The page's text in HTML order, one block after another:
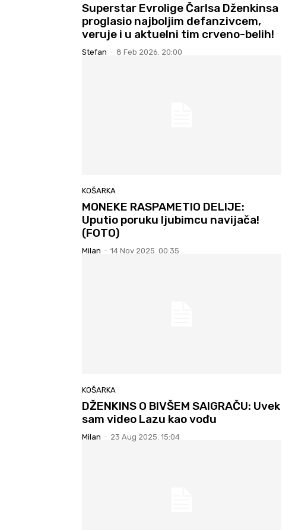
Superstar Evrolige Čarlsa Dženkinsa
proglasio najboljim defanzivcem,
veruje i u aktuelni tim crveno-belih!
Stefan - 8 Feb 2026. 20:00
KOŠARKA
MONEKE RASPAMETIO DELIJE:
Uputio poruku ljubimcu navijača!
(FOTO)
Milan - 14 Nov 2025. 00:35
KOŠARKA
DŽENKINS O BIVŠEM SAIGRAČU: Uvek
sam video Lazu kao vođu
Milan - 23 Aug 2025. 15:04